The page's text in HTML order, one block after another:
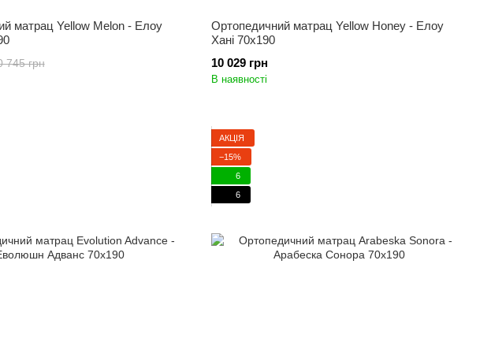
матрац Yellow Melon - Елоу
745 грн
Ортопедичний матрац Yellow Honey - Елоу
Хані 70x190
10 029 грн
В наявності
АКЦІЯ
−15%
6
6